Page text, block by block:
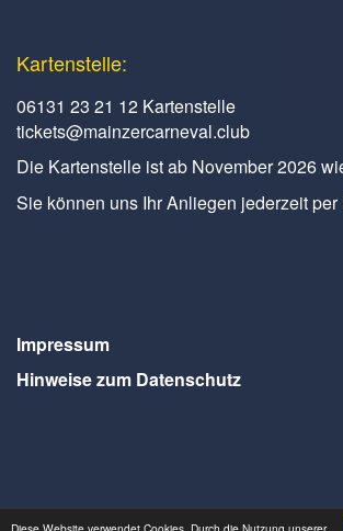
Kartenstelle:
06131 23 21 12 Kartenstelle
tickets@mainzercarneval.club
Die Kartenstelle ist ab November 2026
Sie können uns Ihr Anliegen jederzeit
Impressum
Hinweise zum Datenschutz